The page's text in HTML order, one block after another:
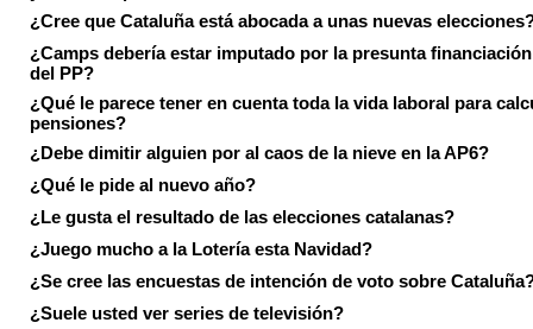
¿Cree que Cataluña está abocada a unas nuevas
¿Camps debería estar imputado por la presunta
del PP?
¿Qué le parece tener en cuenta toda la vida laboral para
pensiones?
¿Debe dimitir alguien por al caos de la nieve en la AP6?
¿Qué le pide al nuevo año?
¿Le gusta el resultado de las elecciones catalanas?
¿Juego mucho a la Lotería esta Navidad?
¿Se cree las encuestas de intención de voto sobre
¿Suele usted ver series de televisión?